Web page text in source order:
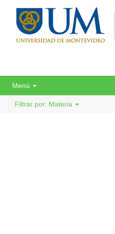
Menú
Filtrar por: Materia